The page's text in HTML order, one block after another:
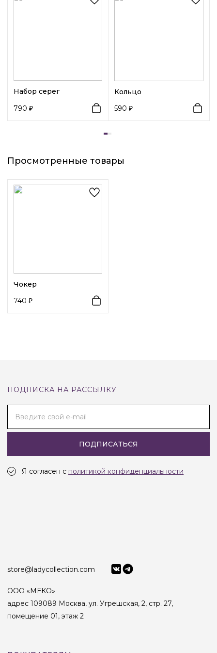
Набор серег
790
Кольцо
590
Просмотренные товары
Чокер
740
ПОДПИСКА НА РАССЫЛКУ
Введите свой e-mail
ПОДПИСАТЬСЯ
Я согласен с политикой конфиденциальности
store@ladycollection.com
ООО «МЕКО»
адрес 109089 Москва, ул. Угрешская, 2, стр. 27,
помещение 01, этаж 2